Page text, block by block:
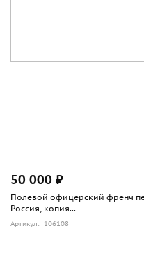
50 000 ₽
Полевой офицерский френч
Россия, копия...
Артикул: 106108